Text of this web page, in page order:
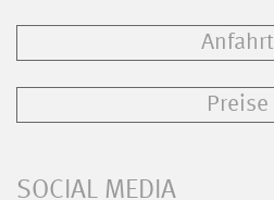
Anfahrt
Preise
SOCIAL MEDIA